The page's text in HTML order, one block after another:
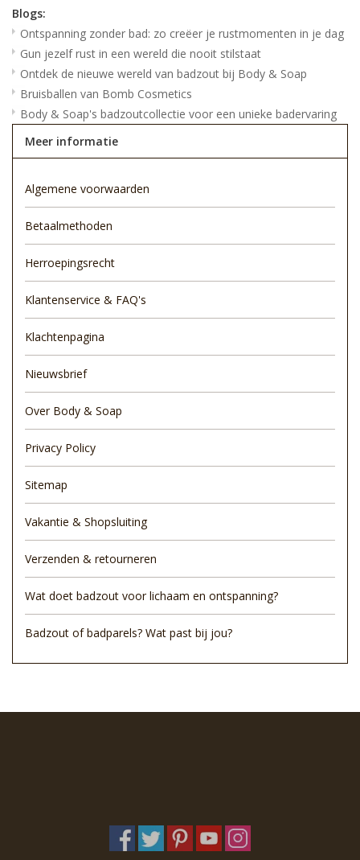
Blogs:
Ontspanning zonder bad: zo creëer je rustmomenten in je dag
Gun jezelf rust in een wereld die nooit stilstaat
Ontdek de nieuwe wereld van badzout bij Body & Soap
Bruisballen van Bomb Cosmetics
Body & Soap's badzoutcollectie voor een unieke badervaring
Meer informatie
Algemene voorwaarden
Betaalmethoden
Herroepingsrecht
Klantenservice & FAQ's
Klachtenpagina
Nieuwsbrief
Over Body & Soap
Privacy Policy
Sitemap
Vakantie & Shopsluiting
Verzenden & retourneren
Wat doet badzout voor lichaam en ontspanning?
Badzout of badparels? Wat past bij jou?